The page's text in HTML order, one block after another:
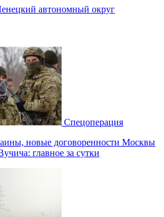
автономный округ
Спецоперация
новые договоренности Москвы
главное за сутки